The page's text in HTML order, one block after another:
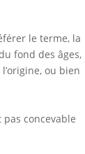
le terme, la
fond des âges,
ou bien
concevable